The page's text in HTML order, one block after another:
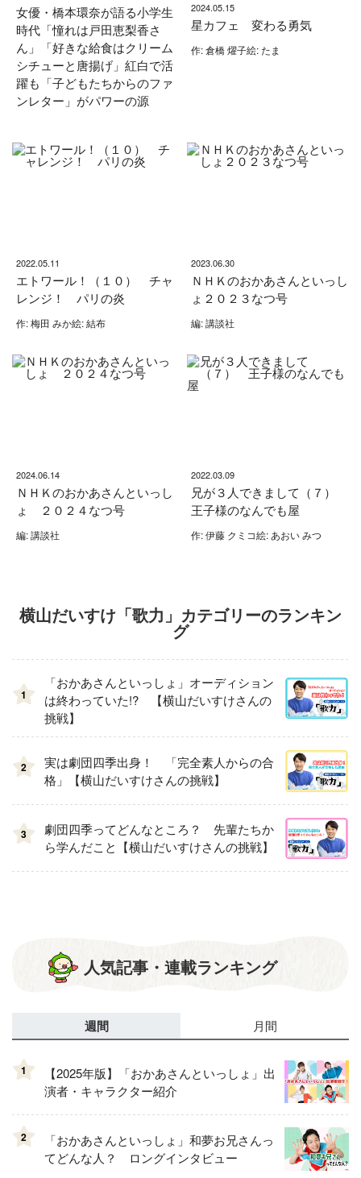
女優・橋本環奈が語る小学生
時代「憧れは戸田恵梨香さ
ん」「好きな給食はクリーム
シチューと唐揚げ」紅白で活
躍も「子どもたちからのファ
ンレター」がパワーの源
2024.05.15
星カフェ 変わる勇気
作: 倉橋 燿子絵: たま
2022.05.11
エトワール！（１０） チャ
レンジ！ パリの炎
作: 梅田 みか絵: 結布
2023.06.30
ＮＨＫのおかあさんといっし
ょ２０２３なつ号
編: 講談社
2024.06.14
ＮＨＫのおかあさんといっし
ょ ２０２４なつ号
編: 講談社
2022.03.09
兄が３人できまして（７）
王子様のなんでも屋
作: 伊藤 クミコ絵: あおい みつ
横山だいすけ「歌力」カテゴリーのランキン
グ
1
「おかあさんといっしょ」オーディション
は終わっていた!? 【横山だいすけさんの
挑戦】
2
実は劇団四季出身！ 「完全素人からの合
格」【横山だいすけさんの挑戦】
3
劇団四季ってどんなところ？ 先輩たちか
ら学んだこと【横山だいすけさんの挑戦】
人気記事・連載ランキング
週間 月間
1
【2025年版】「おかあさんといっしょ」出
演者・キャラクター紹介
2
「おかあさんといっしょ」和夢お兄さんっ
てどんな人？ ロングインタビュー